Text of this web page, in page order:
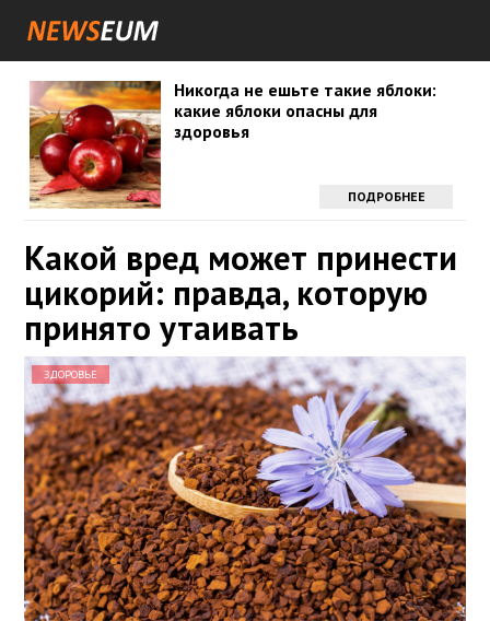
Никогда не ешьте такие яблоки:
какие яблоки опасны для
здоровья
ПОДРОБНЕЕ
Какой вред может принести
цикорий: правда, которую
принято утаивать
ЗДОРОВЬЕ